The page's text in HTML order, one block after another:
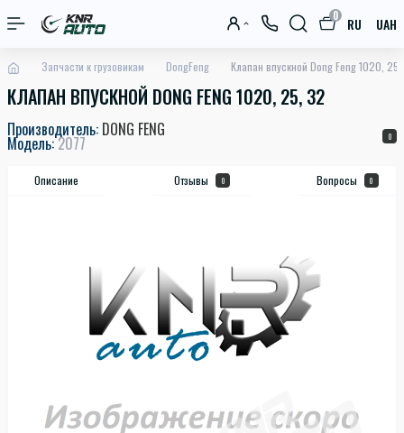
0 RU UAH
Запчасти к грузовикам DongFeng Клапан впускной Dong Feng 1020,
КЛАПАН ВПУСКНОЙ DONG FENG 1020, 25, 32
Производитель: DONG FENG
Модель:2077 0
Описание Отзывы 0 Вопросы 0